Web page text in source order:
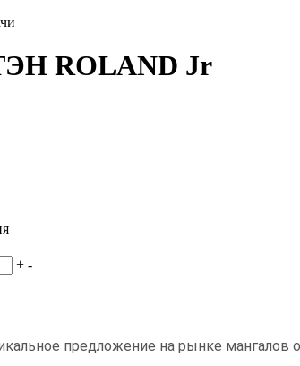
ROLAND Jr
+ -
предложение на рынке